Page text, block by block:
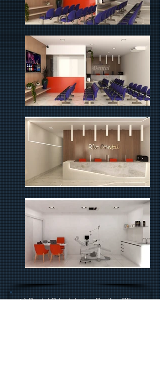
:) Dental Odontologia, Recife - PE